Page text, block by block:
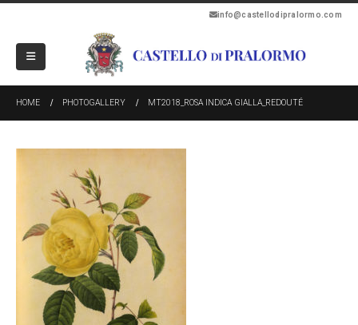
info@castellodipralormo.com
HOME PHOTOGALLERY MT2018_ROSA INDICA GIALLA_REDOUTÉ